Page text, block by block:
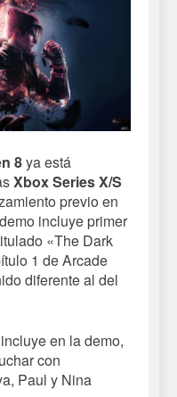
8ya está
Xbox Series X/S
previo en
incluye primer
«The Dark
1 de Arcade
diferente al del
en la demo,
con
Paul y Nina